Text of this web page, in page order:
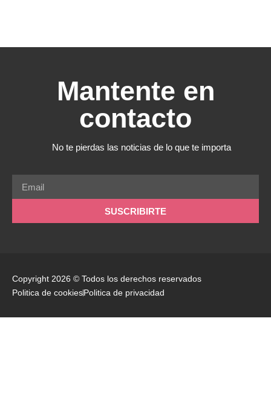
Mantente en
contacto
No te pierdas las noticias de lo que te importa
SUSCRIBIRTE
Copyright 2026 © Todos los derechos reservados
Politica de cookiesPolitica de privacidad